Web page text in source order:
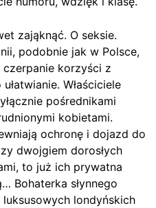
zająknąć. O seksie.
podobnie jak w Polsce,
czerpanie korzyści z
Właściciele
pośrednikami
kobietami.
ochronę i dojazd do
dwojgiem dorosłych
to już ich prywatna
Bohaterka słynnego
londyńskich